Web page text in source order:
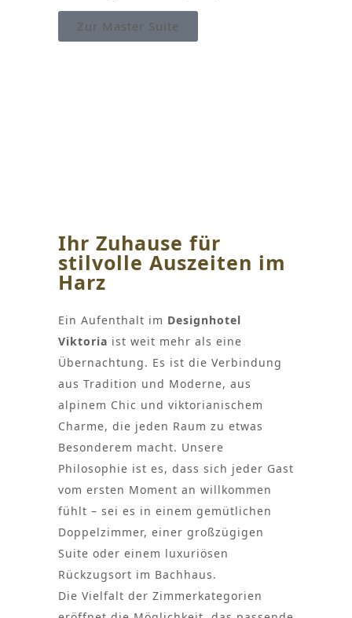
Zur Master Suite
Ihr Zuhause für
stilvolle Auszeiten im
Harz
Ein Aufenthalt im Designhotel
Viktoria ist weit mehr als eine
Übernachtung. Es ist die Verbindung
aus Tradition und Moderne, aus
alpinem Chic und viktorianischem
Charme, die jeden Raum zu etwas
Besonderem macht. Unsere
Philosophie ist es, dass sich jeder Gast
vom ersten Moment an willkommen
fühlt – sei es in einem gemütlichen
Doppelzimmer, einer großzügigen
Suite oder einem luxuriösen
Rückzugsort im Bachhaus.
Die Vielfalt der Zimmerkategorien